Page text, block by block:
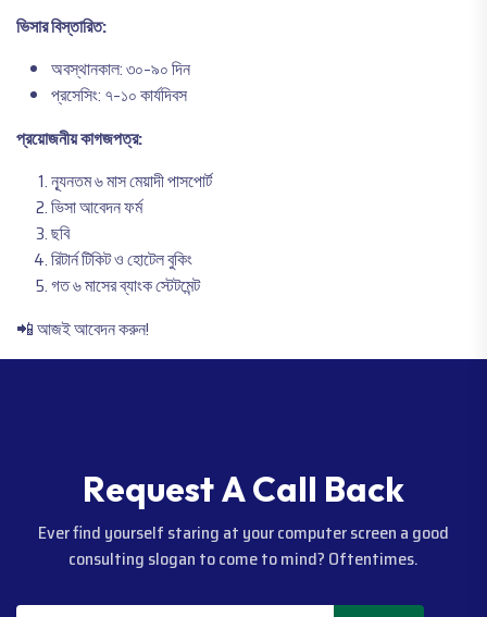
ভিসার বিস্তারিত:
অবস্থানকাল: ৩০–৯০ দিন
প্রসেসিং: ৭–১০ কার্যদিবস
প্রয়োজনীয় কাগজপত্র:
ন্যূনতম ৬ মাস মেয়াদী পাসপোর্ট
ভিসা আবেদন ফর্ম
ছবি
রিটার্ন টিকিট ও হোটেল বুকিং
গত ৬ মাসের ব্যাংক স্টেটমেন্ট
📲 আজই আবেদন করুন!
RequestACall Back
Ever find yourself staring at your computer screen a good
consulting slogan to come to mind? Oftentimes.